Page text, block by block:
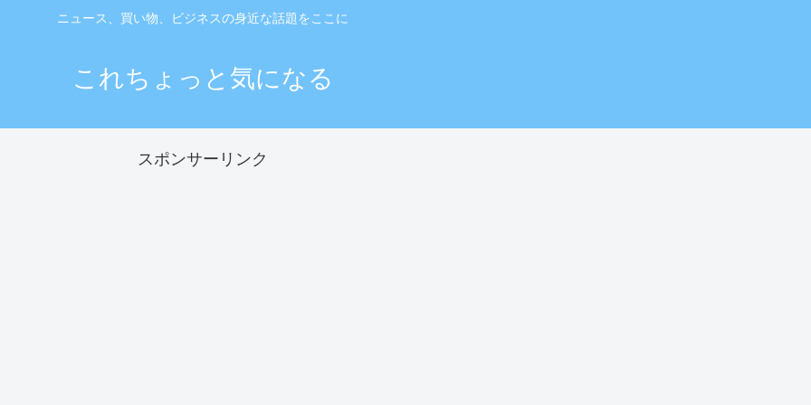
ニュース、買い物、ビジネスの身近な話題をここに
これちょっと気になる
スポンサーリンク